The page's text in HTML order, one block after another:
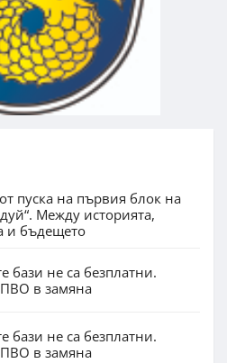
пуска на първия блок на
Между историята,
и бъдещето
бази не са безплатни.
в замяна
бази не са безплатни.
в замяна